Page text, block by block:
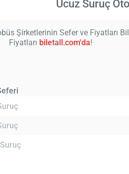
Ucuz Suruç
Şirketlerinin Sefer ve Fiyatları
Fiyatları biletall.com'da!